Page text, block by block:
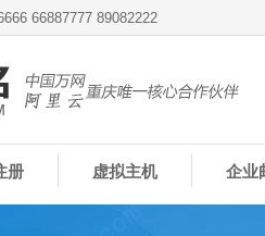
66887777 89082222
册 虚拟主机 企业